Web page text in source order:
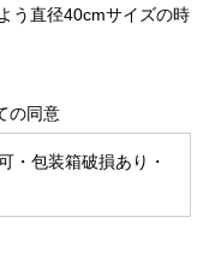
う直径40cmサイズの時
の同意
・包装箱破損あり・